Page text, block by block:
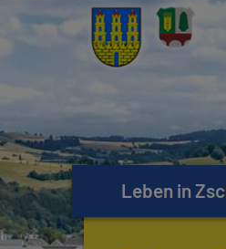
Leben in